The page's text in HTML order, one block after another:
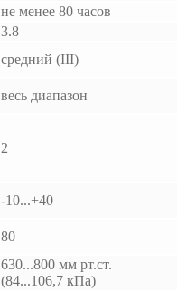
не менее 80 часов
3.8
средний (III)
весь диапазон
2
-10...+40
80
630...800 мм рт.ст.
(84...106,7 кПа)